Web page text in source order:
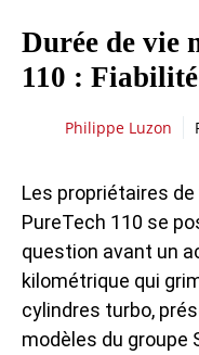
Durée de vie
110 :
Philippe Luzon
Les propriétaires
PureTech 110 se
question avant un
kilométrique qui
cylindres turbo,
modèles du